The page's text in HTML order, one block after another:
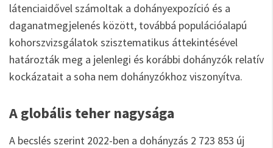
látenciaidővel számoltak a dohányexpozíció és a
daganatmegjelenés között, továbbá populációalapú
kohorszvizsgálatok szisztematikus áttekintésével
határozták meg a jelenlegi és korábbi dohányzók relatív
kockázatait a soha nem dohányzókhoz viszonyítva.
A globális teher nagysága
A becslés szerint 2022-ben a dohányzás 2 723 853 új